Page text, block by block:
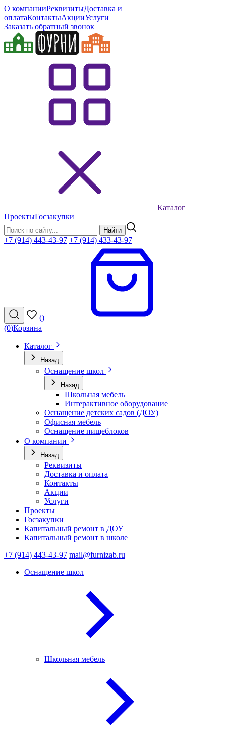
О компанииРеквизитыДоставка и
оплатаКонтактыАкцииУслуги
Заказать обратный звонок
Каталог
ПроектыГосзакупки
Найти
+7 (914) 443-43-97 +7 (914) 433-43-97
()
(0)Корзина
Каталог
Назад
Оснащение школ
Назад
Школьная мебель
Интерактивное оборудование
Оснащение детских садов (ДОУ)
Офисная мебель
Оснащение пищеблоков
О компании
Назад
Реквизиты
Доставка и оплата
Контакты
Акции
Услуги
Проекты
Госзакупки
Капитальный ремонт в ДОУ
Капитальный ремонт в школе
+7 (914) 443-43-97 mail@furnizab.ru
Оснащение школ
Школьная мебель